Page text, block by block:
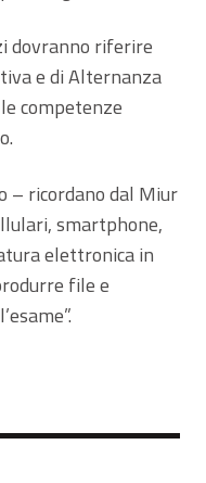
dovranno riferire
e di Alternanza
competenze
– ricordano dal Miur
smartphone,
elettronica in
file e